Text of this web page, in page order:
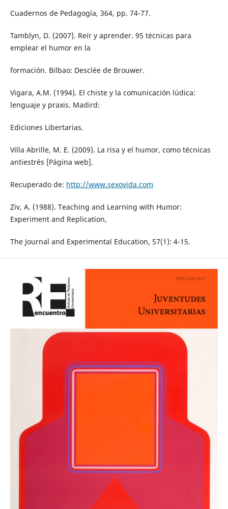
Cuadernos de Pedagogía, 364, pp. 74-77.
Tamblyn, D. (2007). Reír y aprender. 95 técnicas para
emplear el humor en la
formación. Bilbao: Desclée de Brouwer.
Vigara, A.M. (1994). El chiste y la comunicación lúdica:
lenguaje y praxis. Madird:
Ediciones Libertarias.
Villa Abrille, M. E. (2009). La risa y el humor, como técnicas
antiestrés [Página web].
Recuperado de: http://www.sexovida.com
Ziv, A. (1988). Teaching and Learning with Humor:
Experiment and Replication,
The Journal and Experimental Education, 57(1): 4-15.